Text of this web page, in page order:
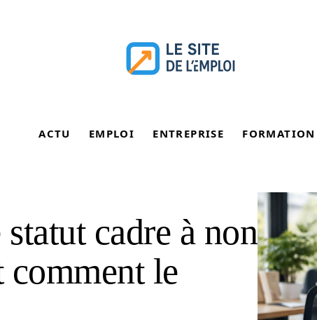
ACTU EMPLOI ENTREPRISE FORMATION
cadre à non
comment le